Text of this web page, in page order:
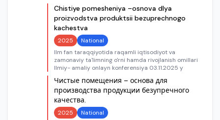
Chistiye pomesheniya –osnova dlya
proizvodstva produktsii bezuprechnogo
kachestva
2025
National
Ilm fan taraqqiyotida raqamli iqtisodiyot va
zamonaviy ta'limning o'rni hamda rivojlanish omillari
Ilmiy- amaliy onlayn konferensiya 03.11.2025 y
Чистые помещения – основа для
производства продукции безупречного
качества.
2025
National